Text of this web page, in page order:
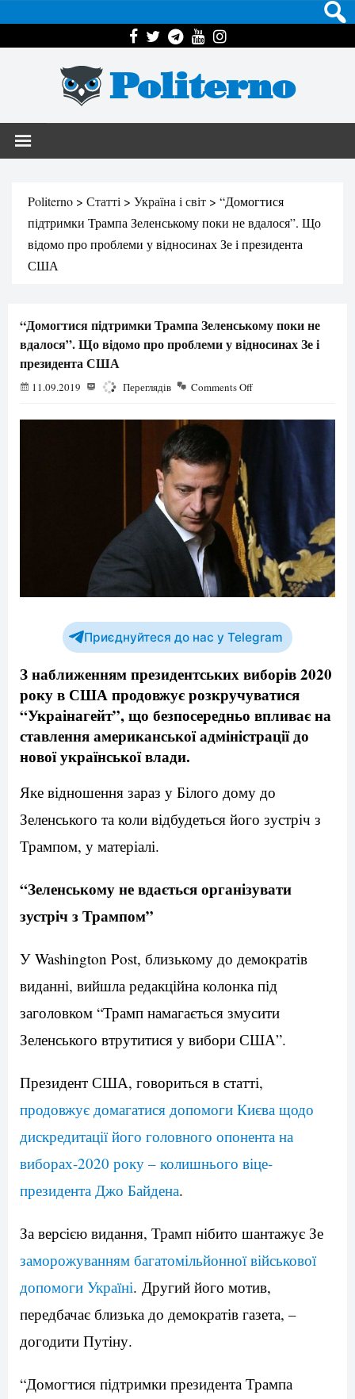
Politerno
Politerno > Статті > Україна і світ > “Домогтися
підтримки Трампа Зеленському поки не вдалося”. Що
відомо про проблеми у відносинах Зе і президента
США
“Домогтися підтримки Трампа Зеленському поки не
вдалося”. Що відомо про проблеми у відносинах Зе і
президента США
11.09.2019 1673 Переглядів Comments Off
Приєднуйтеся до нас у Telegram
З наближенням президентських виборів 2020
року в США продовжує розкручуватися
“Украінагейт”, що безпосередньо впливає на
ставлення американської адміністрації до
нової української влади.
Яке відношення зараз у Білого дому до
Зеленського та коли відбудеться його зустріч з
Трампом, у матеріалі.
“Зеленському не вдається організувати
зустріч з Трампом”
У Washington Post, близькому до демократів
виданні, вийшла редакційна колонка під
заголовком “Трамп намагається змусити
Зеленського втрутитися у вибори США”.
Президент США, говориться в статті,
продовжує домагатися допомоги Києва щодо
дискредитації його головного опонента на
виборах-2020 року – колишнього віце-
президента Джо Байдена.
За версією видання, Трамп нібито шантажує Зе
заморожуванням багатомільйонної військової
допомоги Україні. Другий його мотив,
передбачає близька до демократів газета, –
догодити Путіну.
“Домогтися підтримки президента Трампа